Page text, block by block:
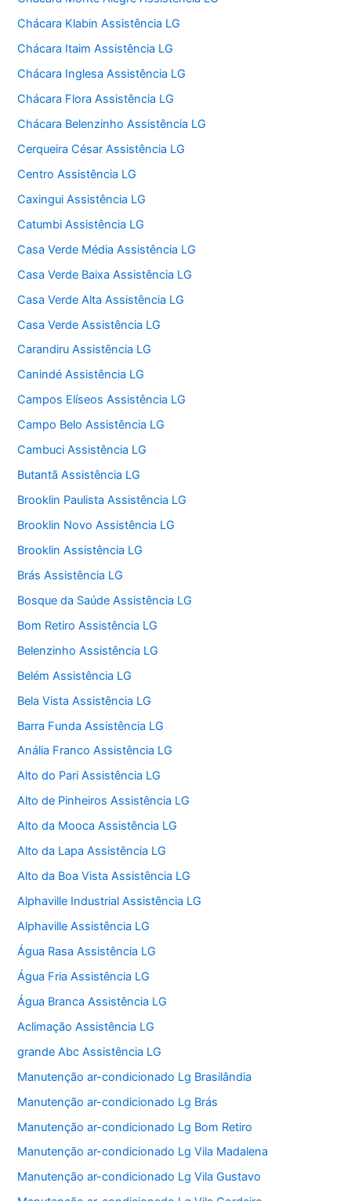
Chácara Klabin Assistência LG
Chácara Itaim Assistência LG
Chácara Inglesa Assistência LG
Chácara Flora Assistência LG
Chácara Belenzinho Assistência LG
Cerqueira César Assistência LG
Centro Assistência LG
Caxingui Assistência LG
Catumbi Assistência LG
Casa Verde Média Assistência LG
Casa Verde Baixa Assistência LG
Casa Verde Alta Assistência LG
Casa Verde Assistência LG
Carandiru Assistência LG
Canindé Assistência LG
Campos Elíseos Assistência LG
Campo Belo Assistência LG
Cambuci Assistência LG
Butantã Assistência LG
Brooklin Paulista Assistência LG
Brooklin Novo Assistência LG
Brooklin Assistência LG
Brás Assistência LG
Bosque da Saúde Assistência LG
Bom Retiro Assistência LG
Belenzinho Assistência LG
Belém Assistência LG
Bela Vista Assistência LG
Barra Funda Assistência LG
Anália Franco Assistência LG
Alto do Pari Assistência LG
Alto de Pinheiros Assistência LG
Alto da Mooca Assistência LG
Alto da Lapa Assistência LG
Alto da Boa Vista Assistência LG
Alphaville Industrial Assistência LG
Alphaville Assistência LG
Água Rasa Assistência LG
Água Fria Assistência LG
Água Branca Assistência LG
Aclimação Assistência LG
grande Abc Assistência LG
Manutenção ar-condicionado Lg Brasilândia
Manutenção ar-condicionado Lg Brás
Manutenção ar-condicionado Lg Bom Retiro
Manutenção ar-condicionado Lg Vila Madalena
Manutenção ar-condicionado Lg Vila Gustavo